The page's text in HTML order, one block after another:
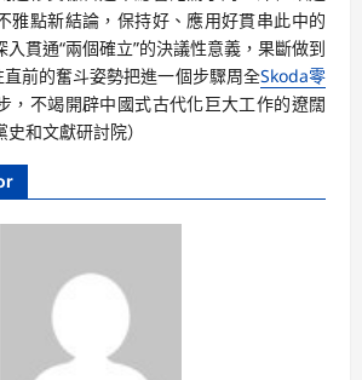
雅點新結論，保持好、應用好貫串此中的
貫通“兩個確立”的決議性意義，果斷做到
直前的奮斗姿勢把進一個步驟周全Skoda零
，不竭開辟中國式古代化巨大工作的遼闊
史和文獻研討院）